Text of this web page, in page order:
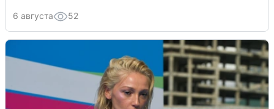
6 августа 52